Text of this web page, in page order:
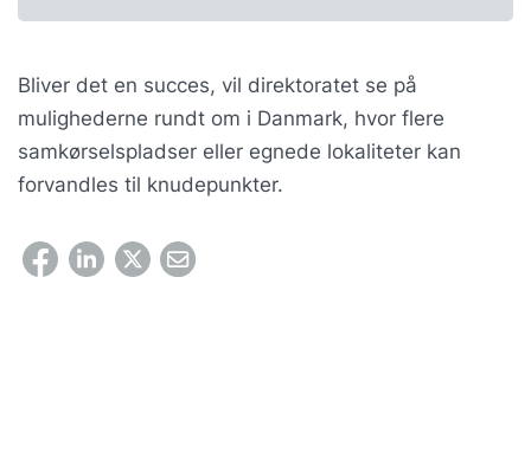
Bliver det en succes, vil direktoratet se på
mulighederne rundt om i Danmark, hvor flere
samkørselspladser eller egnede lokaliteter kan
forvandles til knudepunkter.